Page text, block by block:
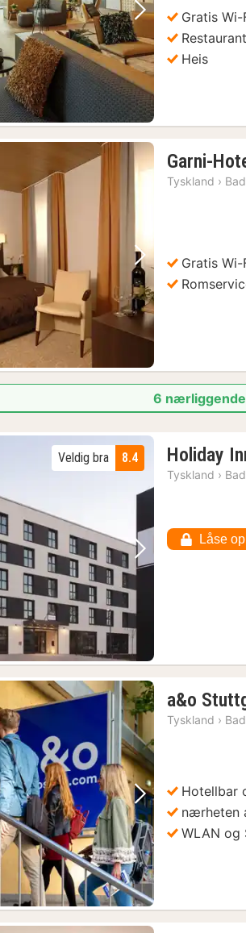
bilde Neste bilde
kr.
Gratis Wi-
Restaurant
Heis
bilde Neste bilde
Garni-
Tyskland ›
Gratis Wi-
6
bilde Neste bilde
8.4
Veldig bra Holiday
Tyskland ›
Låse
bilde Neste bilde
a&o
Tyskland ›
Hotellbar
nærheten
WLAN og
Benz Museum(2)
Hop-Off Sightseeing-buss i Stuttgart(2)